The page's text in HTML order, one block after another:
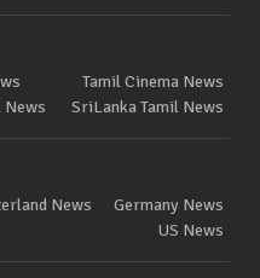
Tamil Cinema News
News SriLanka Tamil News
News
Germany News
US News